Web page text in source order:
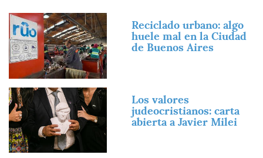
Imagen
Reciclado urbano: algo
huele mal en la Ciudad
de Buenos Aires
Imagen
Los valores
judeocristianos: carta
abierta a Javier Milei